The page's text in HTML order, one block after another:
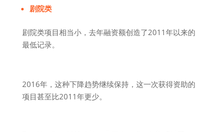
剧院类
剧院类项目相当小，去年融资额创造了2011年以来的
最低记录。
2016年，这种下降趋势继续保持，这一次获得资助的
项目甚至比2011年更少。